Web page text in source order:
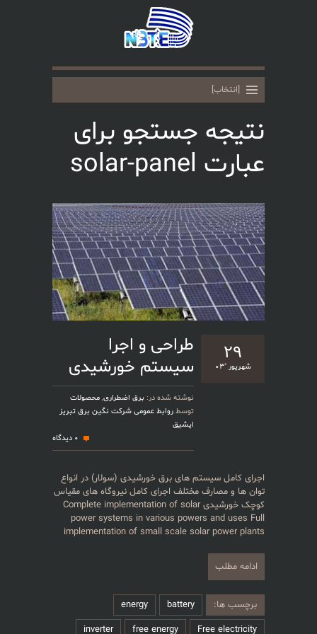
نتیجه جستجو برای
عبارت solar-panel
۲۹
شهریور '۰۳
طراحی و اجرا
سیستم خورشیدی
نوشته شده در: برق اضطراری, محصولات
توسط روابط عمومی شرکت نگین برق تبریز
ایشیق
0 دیدگاه
اجرای کامل سیستم های برق خورشیدی (سولار) در انواع
توان ها و مصارف مختلف اجرای کامل نیروگاه های مقیاس
کوچک خورشیدی Complete implementation of solar
power systems in various powers and uses Full
implementation of small scale solar power plants
ادامه مطلب
برچسب ها: battery
energy
Free electricity
free energy
inverter